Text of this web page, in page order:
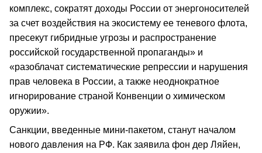
комплекс, сократят доходы России от энергоносителей
за счет воздействия на экосистему ее теневого флота,
пресекут гибридные угрозы и распространение
российской государственной пропаганды» и
«разоблачат систематические репрессии и нарушения
прав человека в России, а также неоднократное
игнорирование страной Конвенции о химическом
оружии».
Санкции, введенные мини-пакетом, станут началом
нового давления на РФ. Как заявила фон дер Ляйен,